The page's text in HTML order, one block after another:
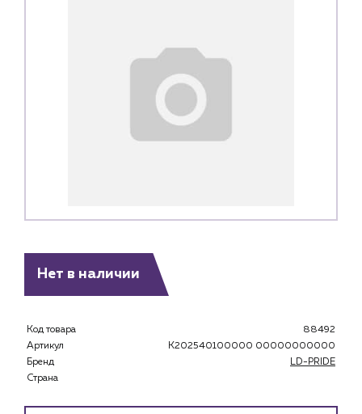
Снабженцам и подрядным организациям
Нет в наличии
Код товара
88492
Артикул
K202540100000 00000000000
Бренд
LD-PRIDE
Страна